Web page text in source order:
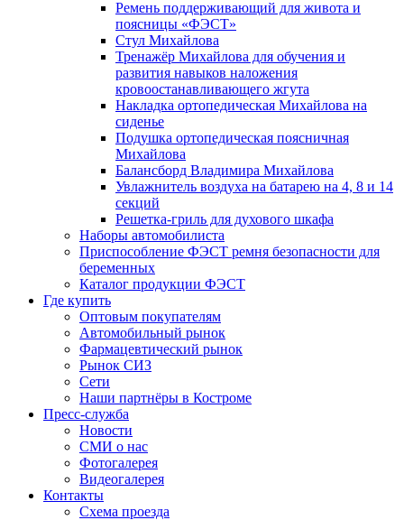
Ремень поддерживающий для живота и
поясницы «ФЭСТ»
Стул Михайлова
Тренажёр Михайлова для обучения и
развития навыков наложения
кровоостанавливающего жгута
Накладка ортопедическая Михайлова на
сиденье
Подушка ортопедическая поясничная
Михайлова
Балансборд Владимира Михайлова
Увлажнитель воздуха на батарею на 4, 8 и 14
секций
Решетка-гриль для духового шкафа
Наборы автомобилиста
Приспособление ФЭСТ ремня безопасности для
беременных
Каталог продукции ФЭСТ
Где купить
Оптовым покупателям
Автомобильный рынок
Фармацевтический рынок
Рынок СИЗ
Сети
Наши партнёры в Костроме
Пресс-служба
Новости
СМИ о нас
Фотогалерея
Видеогалерея
Контакты
Схема проезда